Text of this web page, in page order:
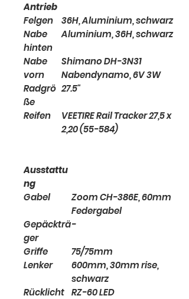
Antrieb
Felgen
36H, Aluminium, schwarz
Nabe
hinten
Aluminium, 36H, schwarz
Nabe
vorn
Shimano DH-3N31
Nabendynamo, 6V 3W
Radgrö
ße
27.5"
Reifen
VEETIRE Rail Tracker 27,5 x
2,20 (55-584)
Ausstattu
ng
Gabel
Zoom CH-386E, 60mm
Federgabel
Gepäckträ
ger
-
Griffe
75/75mm
Lenker
600mm, 30mm rise,
schwarz
Rücklicht RZ-60 LED